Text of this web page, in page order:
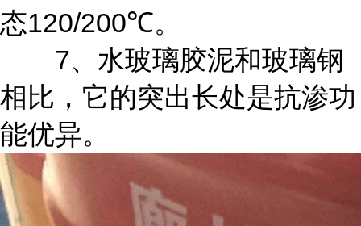
态120/200℃。
7、 水玻璃胶泥和玻璃钢
相比，它的突出长处是抗渗功
能优异。